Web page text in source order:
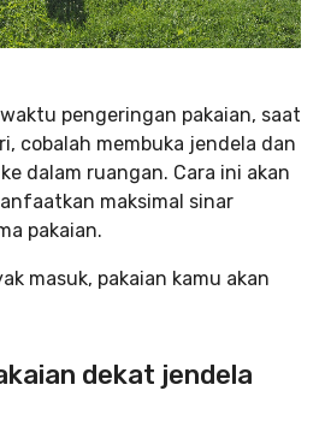
pengeringan pakaian, saat
cobalah membuka jendela dan
dalam ruangan. Cara ini akan
maksimal sinar
pakaian.
masuk, pakaian kamu akan
dekat jendela